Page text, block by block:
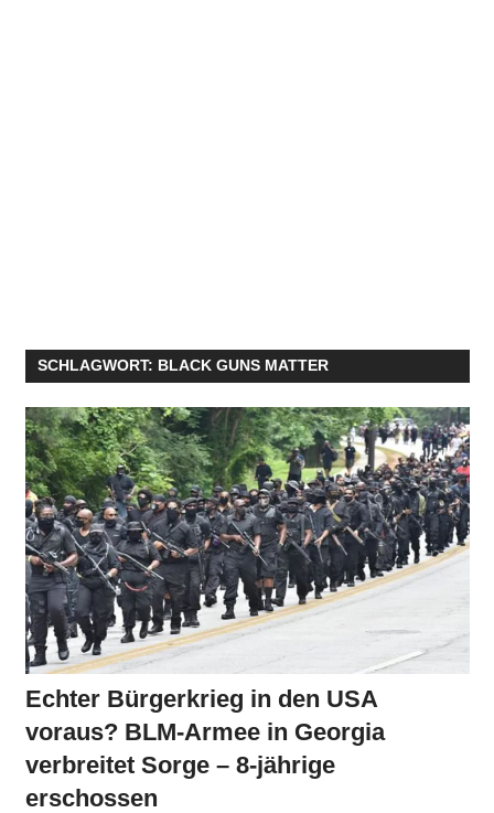
SCHLAGWORT: BLACK GUNS MATTER
Echter Bürgerkrieg in den USA
voraus? BLM-Armee in Georgia
verbreitet Sorge – 8-jährige
erschossen